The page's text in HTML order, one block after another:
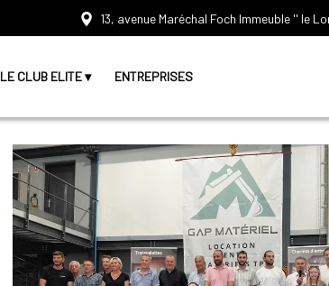
13, avenue Maréchal Foch Immeuble '' le
LE CLUB ELITE ENTREPRISES